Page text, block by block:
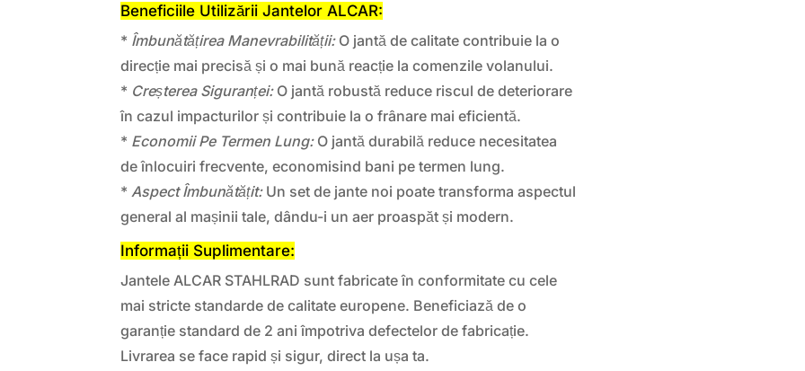
Beneficiile Utilizării Jantelor ALCAR:
* Îmbunătățirea Manevrabilității:O jantă de calitate contribuie la o
direcție mai precisă și o mai bună reacție la comenzile volanului.
* Creșterea Siguranței:O jantă robustă reduce riscul de deteriorare
în cazul impacturilor și contribuie la o frânare mai eficientă.
* Economii Pe Termen Lung:O jantă durabilă reduce necesitatea
de înlocuiri frecvente, economisind bani pe termen lung.
* Aspect Îmbunătățit:Un set de jante noi poate transforma aspectul
general al mașinii tale, dându-i un aer proaspăt și modern.
Informații Suplimentare:
Jantele ALCAR STAHLRAD sunt fabricate în conformitate cu cele
mai stricte standarde de calitate europene. Beneficiază de o
garanție standard de 2 ani împotriva defectelor de fabricație.
Livrarea se face rapid și sigur, direct la ușa ta.